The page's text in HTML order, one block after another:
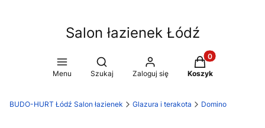
Salon łazienek Łódź
Menu
Otwórz wyszukiwarkę
Szukaj Zaloguj się
Produkty w
Koszyk
BUDO-HURT Łódź Salon łazienek Glazura i terakota Domino